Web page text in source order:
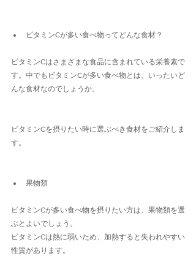
ビタミンCが多い食べ物ってどんな食材？
ビタミンCはさまざまな食品に含まれている栄養素で
す。中でもビタミンCが多い食べ物とは、いったいど
んな食材なのでしょうか。
ビタミンCを摂りたい時に選ぶべき食材をご紹介しま
す。
果物類
ビタミンCが多い食べ物を摂りたい方は、果物類を選
ぶとよいでしょう。
ビタミンCは熱に弱いため、加熱すると失われやすい
性質があります。